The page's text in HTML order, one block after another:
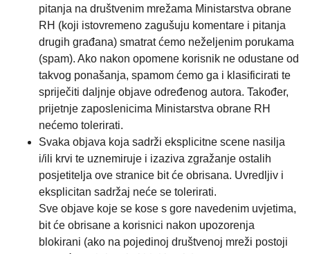
pitanja na društvenim mrežama Ministarstva obrane
RH (koji istovremeno zagušuju komentare i pitanja
drugih građana) smatrat ćemo neželjenim porukama
(spam). Ako nakon opomene korisnik ne odustane od
takvog ponašanja, spamom ćemo ga i klasificirati te
spriječiti daljnje objave određenog autora. Također,
prijetnje zaposlenicima Ministarstva obrane RH
nećemo tolerirati.
Svaka objava koja sadrži eksplicitne scene nasilja
i/ili krvi te uznemiruje i izaziva zgražanje ostalih
posjetitelja ove stranice bit će obrisana. Uvredljiv i
eksplicitan sadržaj neće se tolerirati.
Sve objave koje se kose s gore navedenim uvjetima,
bit će obrisane a korisnici nakon upozorenja
blokirani (ako na pojedinoj društvenoj mreži postoji